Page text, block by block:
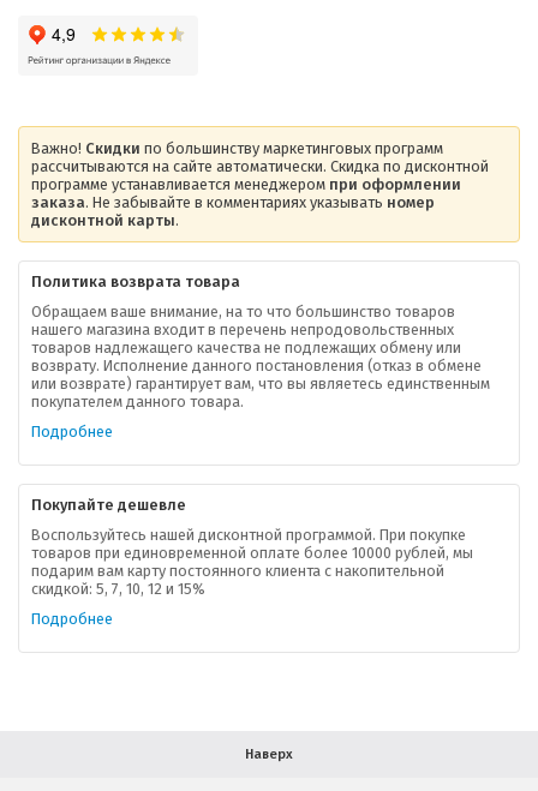
Важно! Скидки по большинству маркетинговых программ
рассчитываются на сайте автоматически. Скидка по дисконтной
программе устанавливается менеджером при оформлении
заказа. Не забывайте в комментариях указывать номер
дисконтной карты.
Политика возврата товара
Обращаем ваше внимание, на то что большинство товаров
нашего магазина входит в перечень непродовольственных
товаров надлежащего качества не подлежащих обмену или
возврату. Исполнение данного постановления (отказ в обмене
или возврате) гарантирует вам, что вы являетесь единственным
покупателем данного товара.
Подробнее
Покупайте дешевле
Воспользуйтесь нашей дисконтной программой. При покупке
товаров при единовременной оплате более 10000 рублей, мы
подарим вам карту постоянного клиента с накопительной
скидкой: 5, 7, 10, 12 и 15%
Подробнее
Наверх
О компании
Ваша скидка
Контактная информация
В помощь покупателю
Форма обратной связи